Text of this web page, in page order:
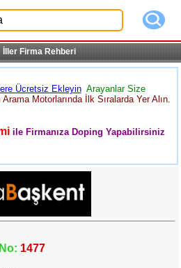
İller Firma Rehberi
Ücretsiz Ekleyin Arayanlar Size
Motorlarında İlk Sıralarda Yer Alın.
ile Firmanıza Doping Yapabilirsiniz
1477